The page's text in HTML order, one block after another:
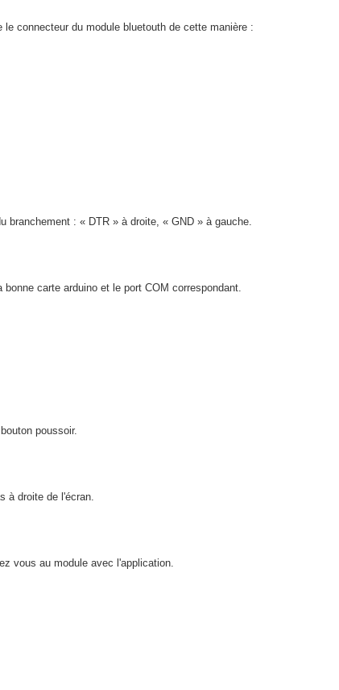
connecteur du module bluetouth de cette manière :
: « DTR » à droite, « GND » à gauche.
carte arduino et le port COM correspondant.
poussoir.
à droite de l'écran.
vous au module avec l'application.